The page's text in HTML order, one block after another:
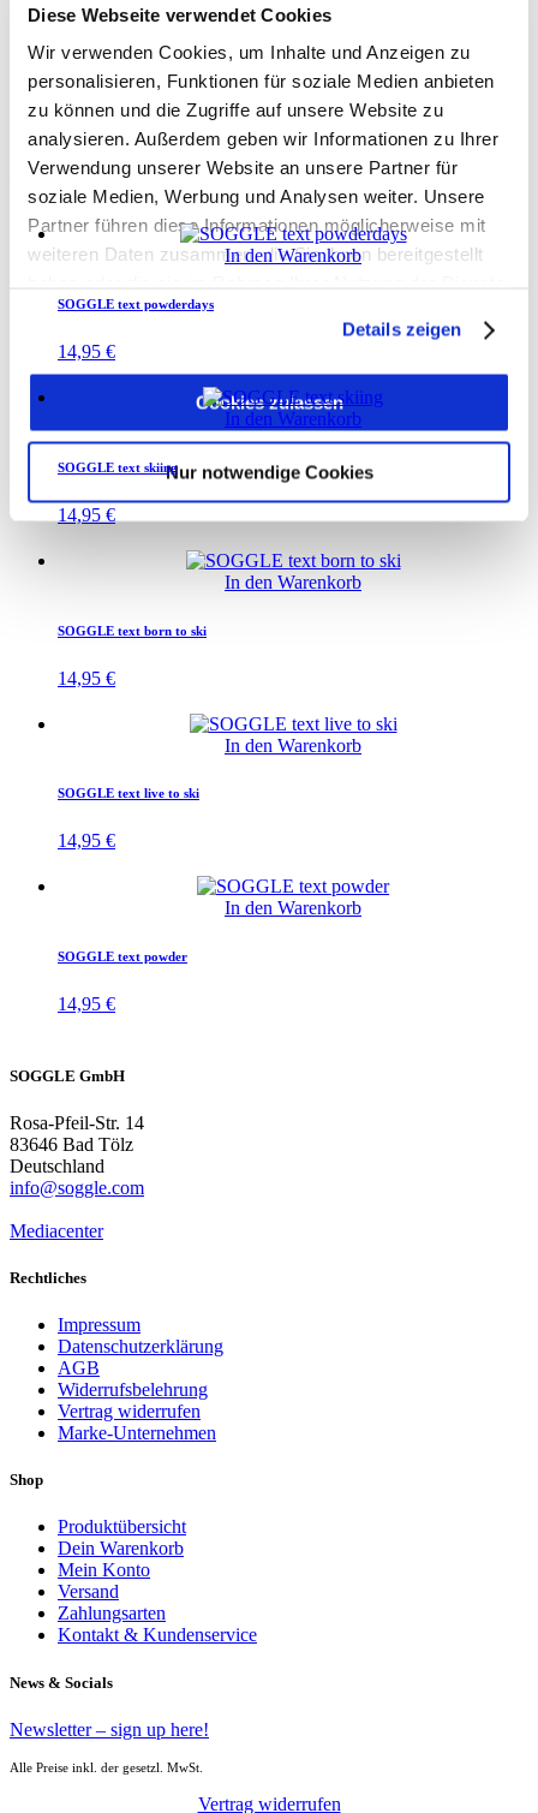
Diese Webseite verwendet Cookies
Wir verwenden Cookies, um Inhalte und Anzeigen zu
personalisieren, Funktionen für soziale Medien anbieten
zu können und die Zugriffe auf unsere Website zu
analysieren. Außerdem geben wir Informationen zu Ihrer
Verwendung unserer Website an unsere Partner für
soziale Medien, Werbung und Analysen weiter. Unsere
Partner führen diese Informationen möglicherweise mit
weiteren Daten zusammen, die Sie ihnen bereitgestellt
gesammelt haben.
Details zeigen
Cookies zulassen
Nur notwendige Cookies
SOGGLE vizor
SOGGLE necktube
SOGGLE headband
SOGGLE bundles
SOGGLE sun
SOGGLE - SPECIALS
Zeig deine Leidenschaft für Wintersport mit dem passenden
Statement!
In den Warenkorb
SOGGLE text powderdays
14,95 €
In den Warenkorb
SOGGLE text skiing
14,95 €
In den Warenkorb
SOGGLE text born to ski
14,95 €
In den Warenkorb
SOGGLE text live to ski
14,95 €
In den Warenkorb
SOGGLE text powder
14,95 €
SOGGLE GmbH
Rosa-Pfeil-Str. 14
83646 Bad Tölz
Deutschland
info@soggle.com
Mediacenter
Rechtliches
Impressum
Datenschutzerklärung
AGB
Widerrufsbelehrung
Vertrag widerrufen
Marke-Unternehmen
Shop
Produktübersicht
Dein Warenkorb
Mein Konto
Versand
Zahlungsarten
Kontakt & Kundenservice
News & Socials
Newsletter – sign up here!
Alle Preise inkl. der gesetzl. MwSt.
Vertrag widerrufen